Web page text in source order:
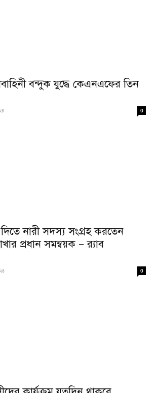
বন্দুক যুদ্ধে কেএনএফের তিন
0
নারী সদস্য সংগ্রহ করতেন
প্রধান সমন্বয়ক – র‍্যাব
0